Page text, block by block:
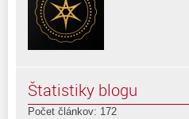
Štatistiky blogu
Počet článkov: 172